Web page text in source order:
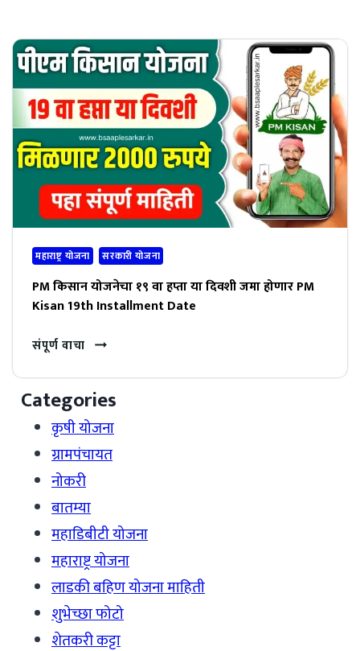
महाराष्ट्र योजना सरकारी योजना
PM किसान योजनेचा १९ वा हप्ता या दिवशी जमा होणार PM
Kisan 19th Installment Date
संपूर्ण वाचा
Categories
कृषी योजना
ग्रामपंचायत
नोकरी
बातम्या
महाडिबीटी योजना
महाराष्ट्र योजना
लाडकी बहिण योजना माहिती
शुभेच्छा फोटो
शेतकरी कट्टा